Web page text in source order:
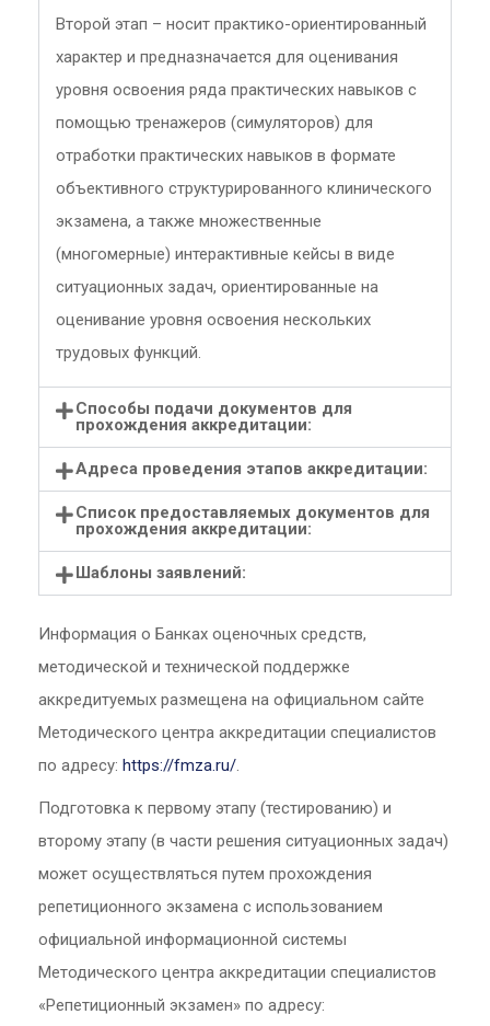
Второй этап – носит практико-ориентированный
характер и предназначается для оценивания
уровня освоения ряда практических навыков с
помощью тренажеров (симуляторов) для
отработки практических навыков в формате
объективного структурированного клинического
экзамена, а также множественные
(многомерные) интерактивные кейсы в виде
ситуационных задач, ориентированные на
оценивание уровня освоения нескольких
трудовых функций.
Способы подачи документов для
прохождения аккредитации:
Адреса проведения этапов аккредитации:
Список предоставляемых документов для
прохождения аккредитации:
Шаблоны заявлений:
Информация о Банках оценочных средств,
методической и технической поддержке
аккредитуемых размещена на официальном сайте
Методического центра аккредитации специалистов
по адресу: https://fmza.ru/.
Подготовка к первому этапу (тестированию) и
второму этапу (в части решения ситуационных задач)
может осуществляться путем прохождения
репетиционного экзамена с использованием
официальной информационной системы
Методического центра аккредитации специалистов
«Репетиционный экзамен» по адресу: